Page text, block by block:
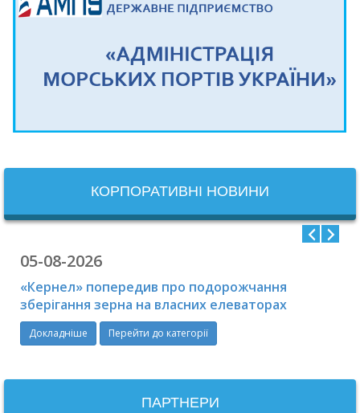
КОРПОРАТИВНІ НОВИНИ
05-08-2026
«Кернел» попередив про подорожчання
зберігання зерна на власних елеваторах
Докладніше Перейти до категорії
ПАРТНЕРИ